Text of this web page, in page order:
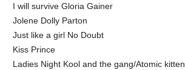
I will survive Gloria Gainer
Jolene Dolly Parton
Just like a girl No Doubt
Kiss Prince
Ladies Night Kool and the gang/Atomic kitten